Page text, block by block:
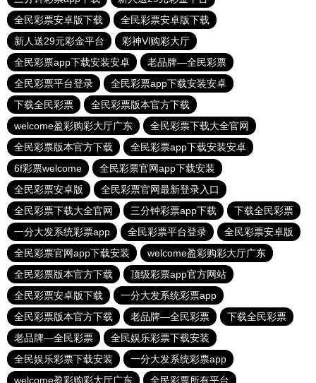
全民彩票安卓版下载
全民彩票安卓版下载
新人送29元彩金平台
彩神Vl购彩大厅
全民彩票app下载安装安卓
老品牌—全民彩票
全民彩票平台登录
全民彩票app下载安装安卓
下载全民彩票
全民彩票版本官方下载
welcome盈彩购彩大厅广东
全民彩票下载大全官网
全民彩票版本官方下载
全民彩票app下载安装安卓
6f彩票welcome
全民彩票官网app下载安装
全民彩票安卓版
全民彩票官网最新登录入口
全民彩票下载大全官网
三分钟彩票app下载
下载全民彩票
一分大发系统彩票app
全民彩票平台登录
全民彩票安卓版
全民彩票官网app下载安装
welcome盈彩购彩大厅广东
全民彩票版本官方下载
顶级彩票app官方网站
全民彩票安卓版下载
一分大发系统彩票app
全民彩票版本官方下载
老品牌—全民彩票
下载全民彩票
老品牌—全民彩票
全民娱乐彩票下载安装
全民娱乐彩票下载安装
一分大发系统彩票app
welcome盈彩购彩大厅广东
全民彩票所有平台